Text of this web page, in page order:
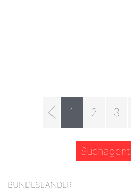
1 2 3
Suchagent
BUNDESLÄNDER